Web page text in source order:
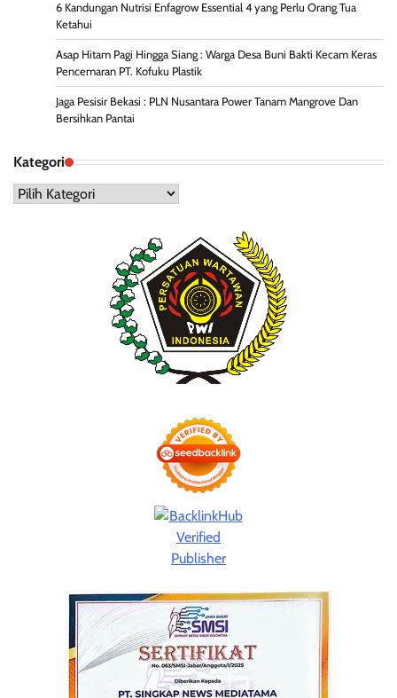
6 Kandungan Nutrisi Enfagrow Essential 4 yang Perlu Orang Tua
Ketahui
Asap Hitam Pagi Hingga Siang : Warga Desa Buni Bakti Kecam Keras
Pencemaran PT. Kofuku Plastik
Jaga Pesisir Bekasi : PLN Nusantara Power Tanam Mangrove Dan
Bersihkan Pantai
Kategori
Kategori